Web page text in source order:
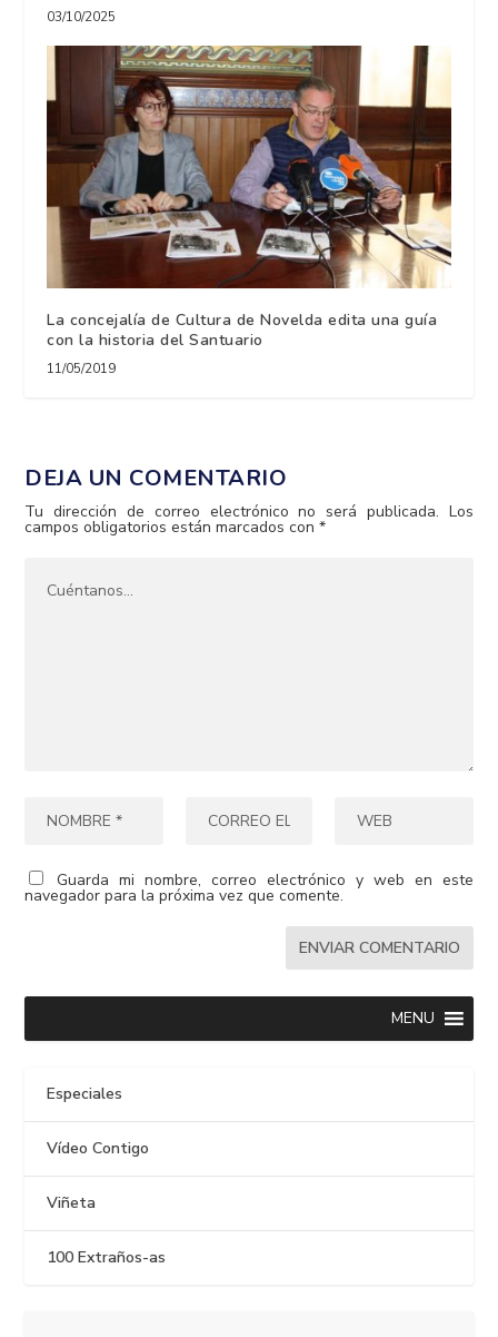
03/10/2025
La concejalía de Cultura de Novelda edita una guía
con la historia del Santuario
11/05/2019
DEJA UN COMENTARIO
Tu dirección de correo electrónico no será publicada. Los
campos obligatorios están marcados con*
Guarda mi nombre, correo electrónico y web en este
navegador para la próxima vez que comente.
MENU
Especiales
Vídeo Contigo
Viñeta
100 Extraños-as